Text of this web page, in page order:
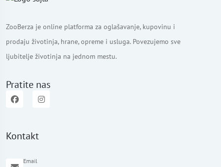
ZooBerza je online platforma za oglašavanje, kupovinu i
prodaju životinja, hrane, opreme i usluga. Povezujemo sve
ljubitelje životinja na jednom mestu.
Pratite nas
Kontakt
Email